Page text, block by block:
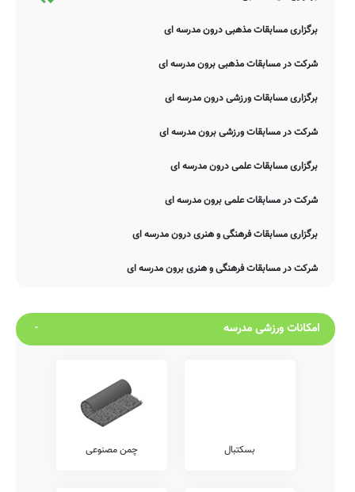
برگزاری مسابقات مذهبی درون مدرسه ای
شرکت در مسابقات مذهبی برون مدرسه ای
برگزاری مسابقات ورزشی درون مدرسه ای
شرکت در مسابقات ورزشی برون مدرسه ای
برگزاری مسابقات علمی درون مدرسه ای
شرکت در مسابقات علمی برون مدرسه ای
برگزاری مسابقات فرهنگی و هنری درون مدرسه ای
شرکت در مسابقات فرهنگی و هنری برون مدرسه ای
امکانات ورزشی مدرسه
بسکتبال چمن مصنوعی